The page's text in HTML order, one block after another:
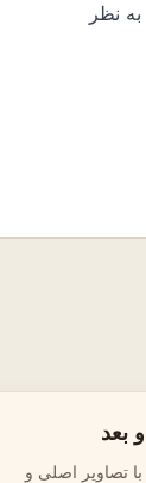
نظر
بعد
تصاویر اصلی و